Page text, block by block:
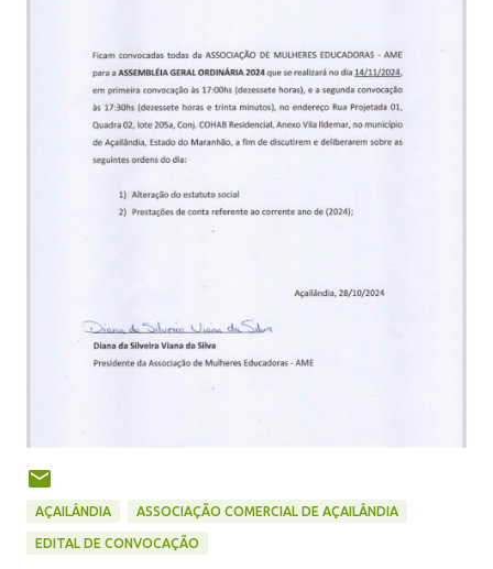
AÇAILÂNDIA ASSOCIAÇÃO COMERCIAL DE AÇAILÂNDIA
EDITAL DE CONVOCAÇÃO